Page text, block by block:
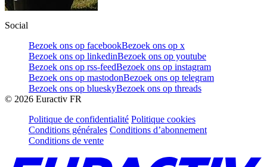
Social
Bezoek ons op facebookBezoek ons op x
Bezoek ons op linkedinBezoek ons op youtube
Bezoek ons op rss-feedBezoek ons op instagram
Bezoek ons op mastodonBezoek ons op telegram
Bezoek ons op blueskyBezoek ons op threads
© 2026 Euractiv FR
Politique de confidentialité Politique cookies
Conditions générales Conditions d’abonnement
Conditions de vente